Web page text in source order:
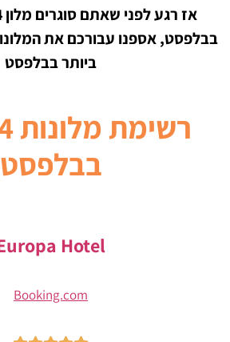
ביותר בבלפסט
רשימת מלונות4 כוכבים
בבלפסט
Hotel
Booking.com